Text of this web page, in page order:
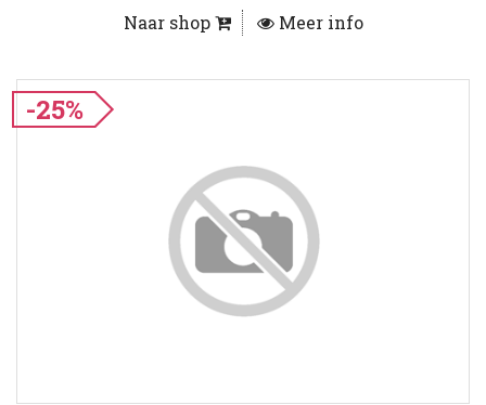
Naar shop Meer info
-25%